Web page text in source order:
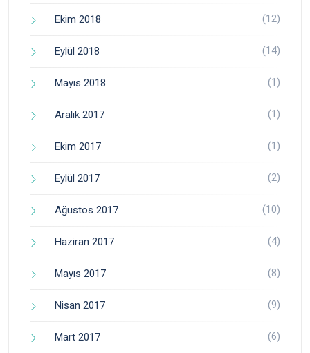
Ekim 2018 (12)
Eylül 2018 (14)
Mayıs 2018 (1)
Aralık 2017 (1)
Ekim 2017 (1)
Eylül 2017 (2)
Ağustos 2017 (10)
Haziran 2017 (4)
Mayıs 2017 (8)
Nisan 2017 (9)
Mart 2017 (6)